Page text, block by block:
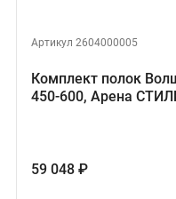
Артикул 2604000005
Комплект полок
450-600, Арена
59 048 ₽